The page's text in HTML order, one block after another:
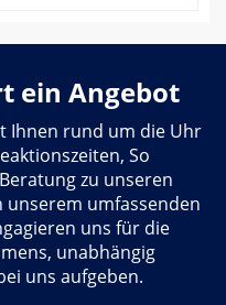
ein Angebot
Ihnen rund um die Uhr
So
zu unseren
umfassenden
uns für die
unabhängig
uns aufgeben.